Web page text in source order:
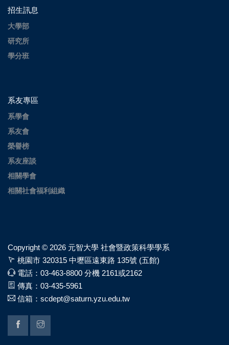
招生訊息
大學部
研究所
學分班
系友專區
系學會
系友會
榮譽榜
系友座談
相關學會
相關社會福利組織
Copyright © 2026 元智大學 社會暨政策科學學系
桃園市 320315 中壢區遠東路 135號 (五館)
電話：03-463-8800 分機 2161或2162
傳真：03-435-5961
信箱：scdept@saturn.yzu.edu.tw